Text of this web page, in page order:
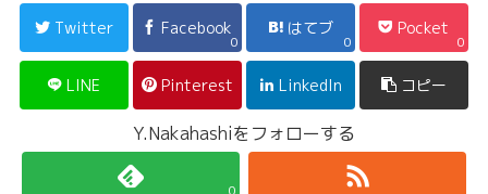
Twitter Facebook
0
はてブ
0
Pocket
0
LINE Pinterest LinkedIn コピー
Y.Nakahashiをフォローする
0